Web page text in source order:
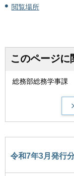
閲覧場所
このページに
総務部総務学事課
令和7年3月発行